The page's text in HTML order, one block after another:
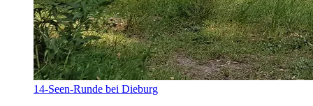
14-Seen-Runde bei Dieburg